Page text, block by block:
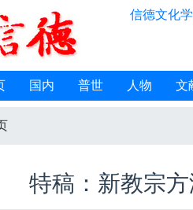
信德文化
国内 普世 人物 文
特稿：新教宗